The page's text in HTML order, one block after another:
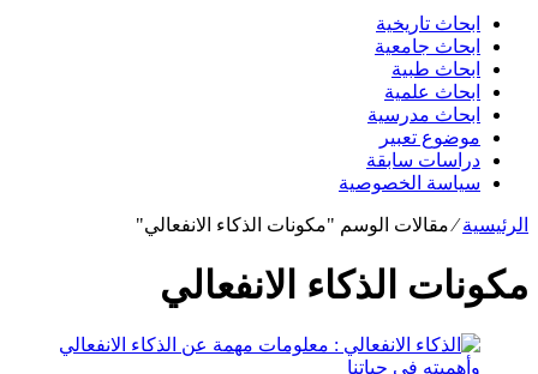
ابحاث تاريخية
ابحاث جامعية
ابحاث طبية
ابحاث علمية
ابحاث مدرسية
موضوع تعبير
دراسات سابقة
سياسة الخصوصية
الرئيسية⁄مقالات الوسم "مكونات الذكاء الانفعالي"
مكونات الذكاء الانفعالي